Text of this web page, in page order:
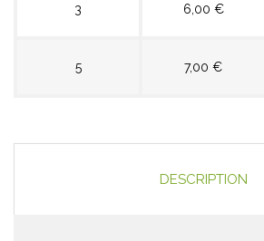
3 6,00 €
5 7,00 €
DESCRIPTION